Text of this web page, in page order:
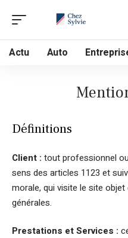
Actu Auto
Définitions
Client : tout professionnel
sens des articles 1123 et
morale, qui visite le site
générales.
Prestations et Services :